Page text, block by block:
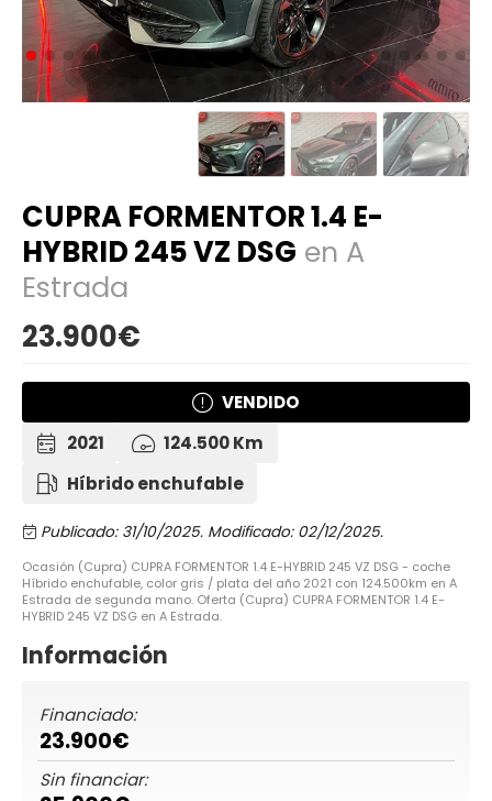
CUPRA FORMENTOR 1.4 E-
HYBRID 245 VZ DSG en A
Estrada
23.900€
VENDIDO
2021
124.500 Km
Híbrido enchufable
Publicado: 31/10/2025. Modificado: 02/12/2025.
Ocasión (Cupra) CUPRA FORMENTOR 1.4 E-HYBRID 245 VZ DSG - coche
Híbrido enchufable, color gris / plata del año 2021 con 124.500km en A
Estrada de segunda mano. Oferta (Cupra) CUPRA FORMENTOR 1.4 E-
HYBRID 245 VZ DSG en A Estrada.
Información
Financiado:
23.900€
Sin financiar: